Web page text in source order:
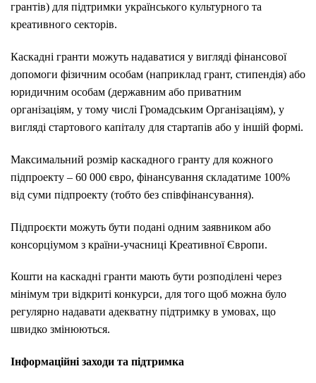
грантів) для підтримки українського культурного та
креативного секторів.
Каскадні гранти можуть надаватися у вигляді фінансової
допомоги фізичним особам (наприклад грант, стипендія) або
юридичним особам (державним або приватним
організаціям, у тому числі Громадським Організаціям), у
вигляді стартового капіталу для стартапів або у іншій формі.
Максимальний розмір каскадного гранту для кожного
підпроекту – 60 000 євро, фінансування складатиме 100%
від суми підпроекту (тобто без співфінансування).
Підпроєкти можуть бути подані одним заявником або
консорціумом з країни-учасниці Креативної Європи.
Кошти на каскадні гранти мають бути розподілені через
мінімум три відкриті конкурси, для того щоб можна було
регулярно надавати адекватну підтримку в умовах, що
швидко змінюються.
Інформаційні заходи та підтримка